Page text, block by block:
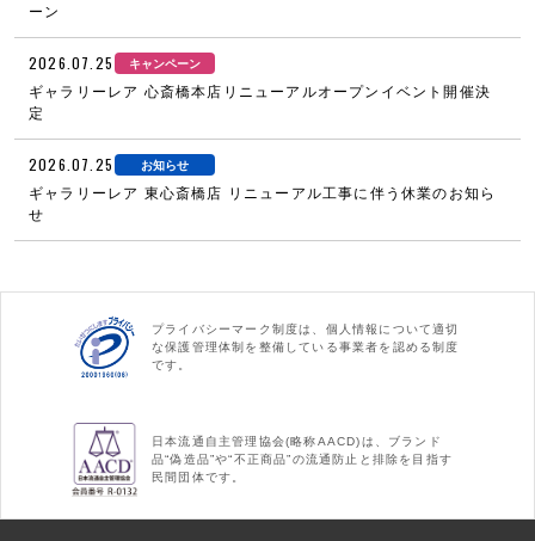
ーン
2026.07.25 キャンペーン
ギャラリーレア 心斎橋本店リニューアルオープンイベント開催決
定
2026.07.25 お知らせ
ギャラリーレア 東心斎橋店 リニューアル工事に伴う休業のお知ら
せ
プライバシーマーク制度は、個人情報について適切
な保護管理体制を整備している事業者を認める制度
です。
日本流通自主管理協会(略称AACD)は、ブランド
品“偽造品”や“不正商品”の流通防止と排除を目指す
民間団体です。